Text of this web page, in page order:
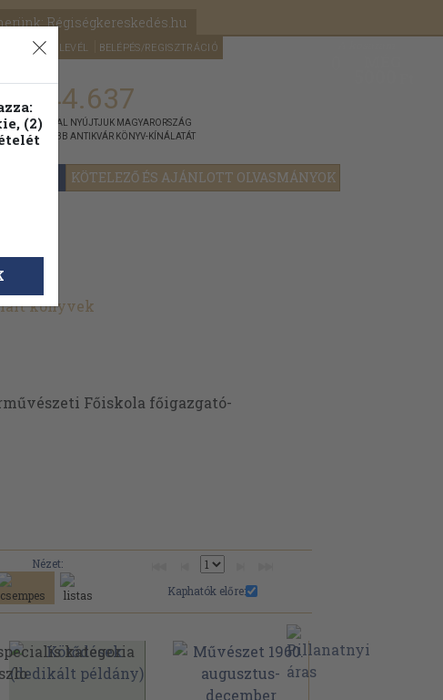
Régiségkereskedés.hu
HÍRLEVÉL BELÉPÉS/REGISZTRÁCIÓ
KÖTELEZŐ ÉS AJÁNLOTT OLVASMÁNYOK
1.144.637
KIADVÁNNYAL NYÚJTJUK MAGYARORSZÁG
LEGNAGYOBB ANTIKVÁR KÖNYV-KÍNÁLATÁT
könyvek
Főiskola főigazgató-
Nézet:
Kaphatók előre:
(2)